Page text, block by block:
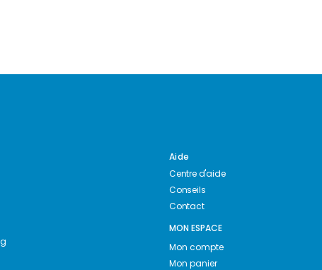
Aide
Centre d'aide
Conseils
Contact
MON ESPACE
Mon compte
Mon panier